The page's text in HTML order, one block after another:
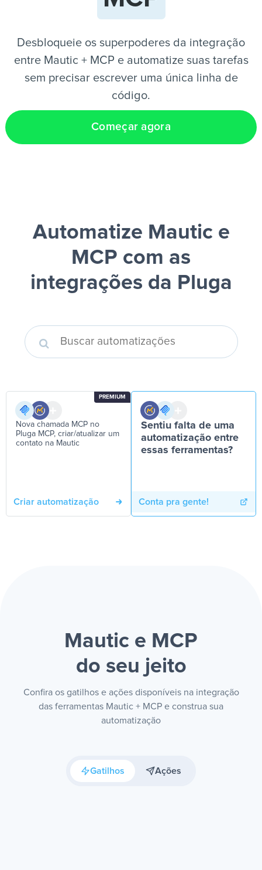
Desbloqueie os superpoderes da integração
entre Mautic + MCP e automatize suas tarefas
sem precisar escrever uma única linha de
código.
Começar agora
Automatize Mautic e
MCP com as
integrações da Pluga
PREMIUM
Nova chamada MCP no
Pluga MCP, criar/atualizar um
contato na Mautic
Criar automatização
Sentiu falta de uma
automatização entre
essas ferramentas?
Conta pra gente!
Mautic e MCP
do seu jeito
Confira os gatilhos e ações disponíveis na integração
das ferramentas Mautic + MCP e construa sua
automatização
Gatilhos Ações